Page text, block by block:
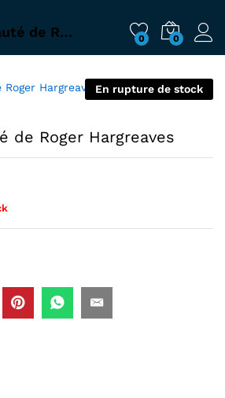
Madame Beauté de Roger Hargreaves 0 0
En rupture de stock
de Roger Hargreaves